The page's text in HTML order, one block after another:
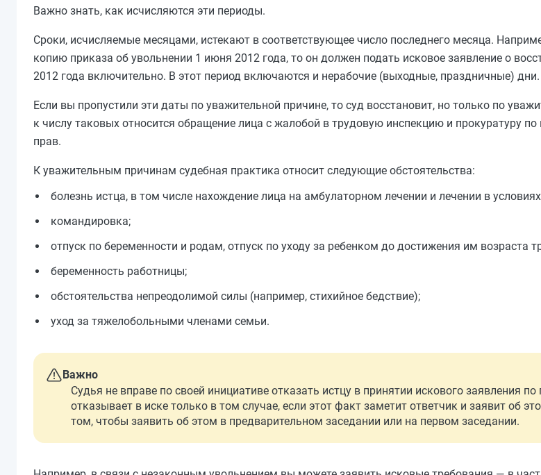
Важно знать, как исчисляются эти периоды.
Сроки, исчисляемые месяцами, истекают в соответствующее число последнего месяца.
копию приказа об увольнении 1 июня 2012 года, то он должен подать исковое заявление о
2012 года включительно. В этот период включаются и нерабочие (выходные, праздничные) дни.
Если вы пропустили эти даты по уважительной причине, то суд восстановит, но только по
к числу таковых относится обращение лица с жалобой в трудовую инспекцию и прокуратуру
прав.
К уважительным причинам судебная практика относит следующие обстоятельства:
болезнь истца, в том числе нахождение лица на амбулаторном лечении и лечении в
командировка;
отпуск по беременности и родам, отпуск по уходу за ребенком до достижения им возраста
беременность работницы;
обстоятельства непреодолимой силы (например, стихийное бедствие);
уход за тяжелобольными членами семьи.
Важно
Судья не вправе по своей инициативе отказать истцу в принятии искового заявления
отказывает в иске только в том случае, если этот факт заметит ответчик и заявит об
том, чтобы заявить об этом в предварительном заседании или на первом заседании.